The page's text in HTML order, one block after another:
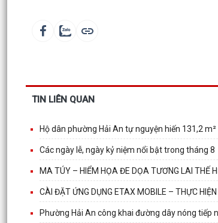
TIN LIÊN QUAN
Hộ dân phường Hải An tự nguyện hiến 131,2
Các ngày lễ, ngày kỷ niệm nổi bật trong tháng 8
MA TÚY – HIỂM HỌA ĐE DỌA TƯƠNG LAI THẾ
CÀI ĐẶT ỨNG DỤNG ETAX MOBILE – THỰC
Phường Hải An công khai đường dây nóng tiếp